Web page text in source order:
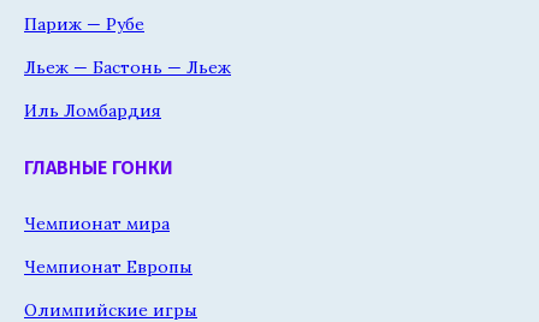
Париж — Рубе
Льеж — Бастонь — Льеж
Иль Ломбардия
ГЛАВНЫЕ ГОНКИ
Чемпионат мира
Чемпионат Европы
Олимпийские игры